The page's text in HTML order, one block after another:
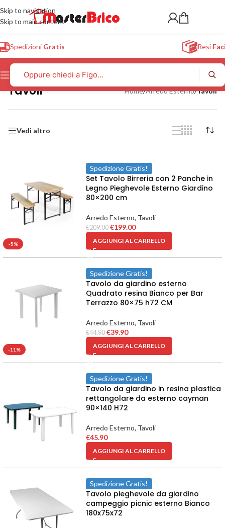
Skip to navigation
Skip to main content
Spedizioni Gratis Resi
Tavoli Home/Arredo Esterno/Tavoli
Vedi altro
-5%
Spedizione Gratis!
Set Tavolo Birreria con 2 Panche in
Legno Pieghevole Esterno Giardino
80×200 cm
Arredo Esterno, Tavoli
€209.00 €199.00
AGGIUNGI AL CARRELLO
-11%
Spedizione Gratis!
Tavolo da giardino esterno
Quadrato resina Bianco per Bar
Terrazzo 80×75 h72 CM
Arredo Esterno, Tavoli
€44.90 €39.90
AGGIUNGI AL CARRELLO
Spedizione Gratis!
Tavolo da giardino in resina plastica
rettangolare da esterno cayman
90×140 H72
Arredo Esterno, Tavoli
€45.90
AGGIUNGI AL CARRELLO
Spedizione Gratis!
Tavolo pieghevole da giardino
campeggio picnic esterno Bianco
180x75x72